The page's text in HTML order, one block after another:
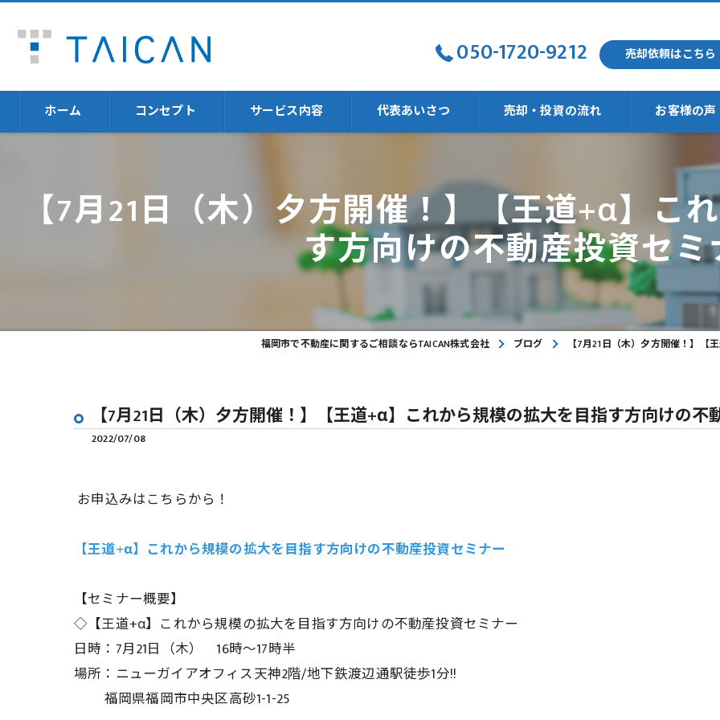
050-1720-9212 売却依頼はこちら
ホーム コンセプト サービス内容
福岡の不動産売却に強い
不動産投資体験
代表あいさつ 売却・投資の流れ お客様の声
【7月21日（木）夕方開催！】【王道+α】こ
す方向けの不動産投資セミ
福岡市で不動産に関するご相談ならTAICAN株式会社 ブログ 【7月21日（木）夕方開催！】
【7月21日（木）夕方開催！】【王道+α】これから規模の拡大を目指す方向けの不
2022/07/08
お申込みはこちらから！
【王道+α】これから規模の拡大を目指す方向けの不動産投資セミナー
【セミナー概要】
◇【王道+α】これから規模の拡大を目指す方向けの不動産投資セミナー
日時：7月21日（木） 16時～17時半
場所：ニューガイアオフィス天神2階/地下鉄渡辺通駅徒歩1分!!
福岡県福岡市中央区高砂1-1-25